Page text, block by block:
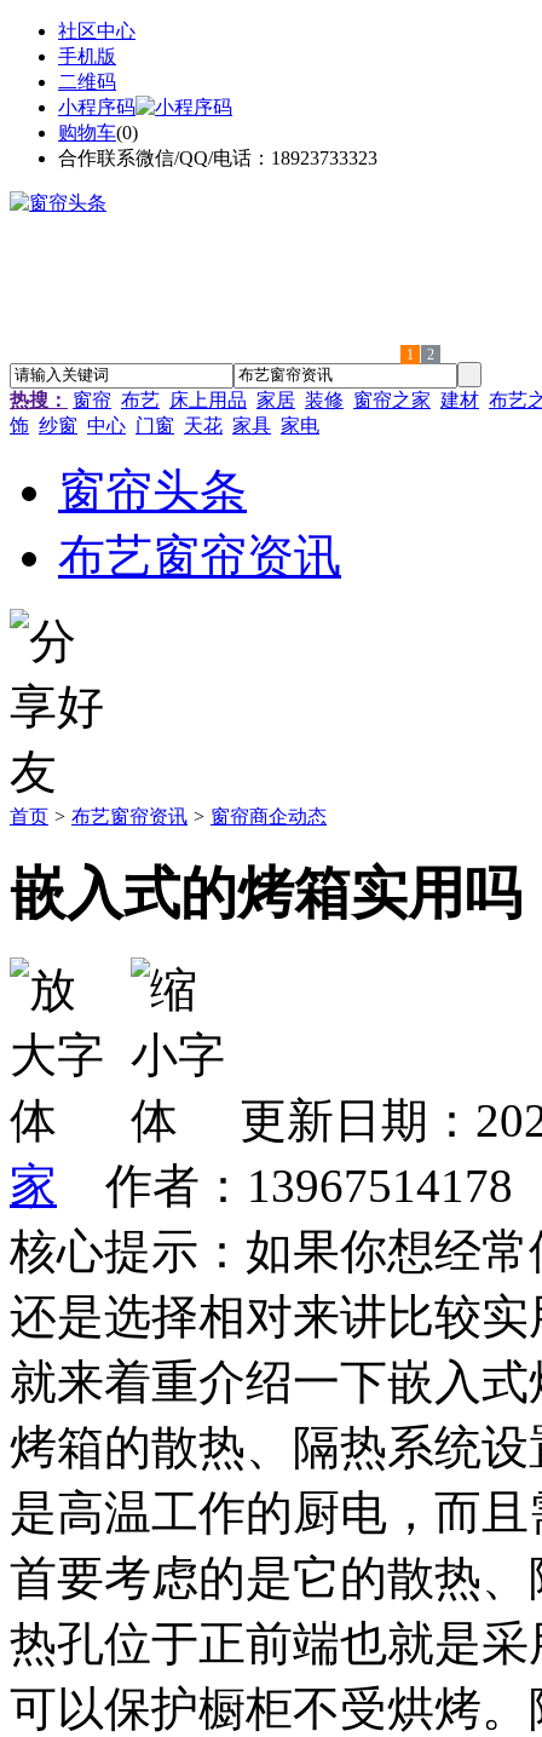
社区中心
手机版
二维码
小程序码
购物车(0)
合作联系微信/QQ/电话：18923733323
1 2
热搜： 窗帘 布艺 床上用品 家居 装修 窗帘之家 建材 布艺
饰 纱窗 中心 门窗 天花 家具 家电
窗帘头条
布艺窗帘资讯
首页 > 布艺窗帘资讯 > 窗帘商企动态
嵌入式的烤箱实用吗
更新日期：
家 作者：
核心提示：如果你想经
还是选择相对来讲比较
就来着重介绍一下嵌入
烤箱的散热、隔热系统
是高温工作的厨电，而
首要考虑的是它的散热
热孔位于正前端也就是
可以保护橱柜不受烘烤